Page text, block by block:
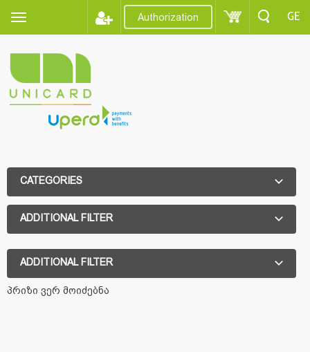
Authorization GE
CATEGORIES
ADDITIONAL FILTER
ADDITIONAL FILTER
პრიზი ვერ მოიძებნა